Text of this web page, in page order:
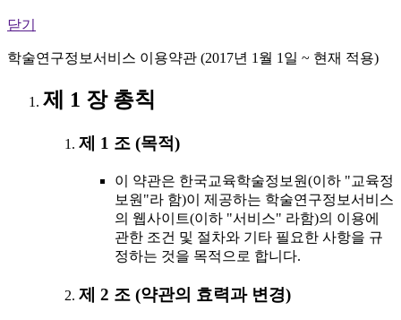
닫기
학술연구정보서비스 이용약관 (2017년 1월 1일 ~ 현재 적용)
제 1 장 총칙
제 1 조 (목적)
이 약관은 한국교육학술정보원(이하 "교육정
보원"라 함)이 제공하는 학술연구정보서비스
의 웹사이트(이하 "서비스" 라함)의 이용에
관한 조건 및 절차와 기타 필요한 사항을 규
정하는 것을 목적으로 합니다.
제 2 조 (약관의 효력과 변경)